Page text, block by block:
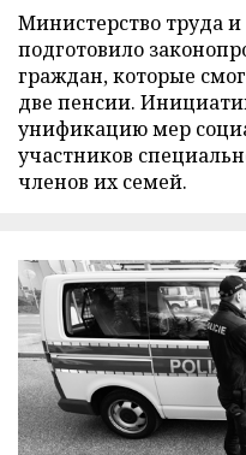
Министерство труда
подготовило
граждан, которые
две пенсии.
унификацию мер
участников
членов их семей.